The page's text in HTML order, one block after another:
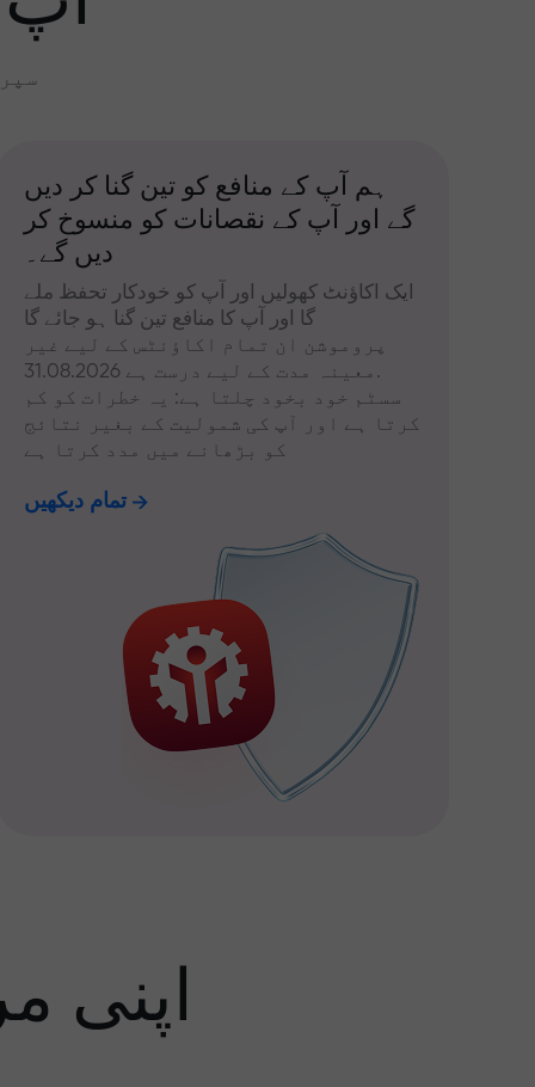
ہم آپ کے منافع کو تین گنا کر دیں
گے اور آپ کے نقصانات کو منسوخ کر
دیں گے۔
ایک اکاؤنٹ کھولیں اور آپ کو خودکار تحفظ ملے
گا اور آپ کا منافع تین گنا ہو جائے گا
پروموشن ان تمام اکاؤنٹس کے لیے غیر
معینہ مدت کے لیے درست ہے 31.08.2026.
سسٹم خود بخود چلتا ہے: یہ خطرات کو کم
کرتا ہے اور آپ کی شمولیت کے بغیر نتائج
کو بڑھانے میں مدد کرتا ہے
تمام دیکھیں
اپنی